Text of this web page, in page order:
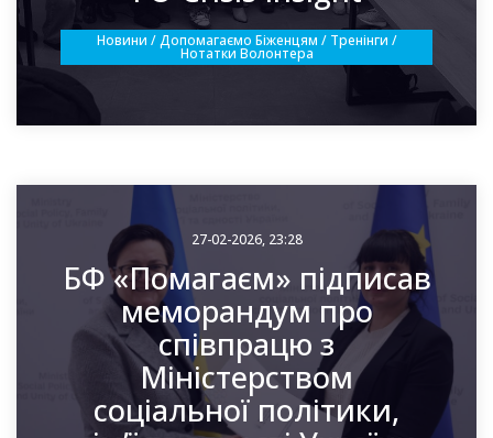
Новини / Допомагаємо Біженцям / Тренінги /
Нотатки Волонтера
27-02-2026, 23:28
БФ «Помагаєм» підписав
меморандум про
співпрацю з
Міністерством
соціальної політики,